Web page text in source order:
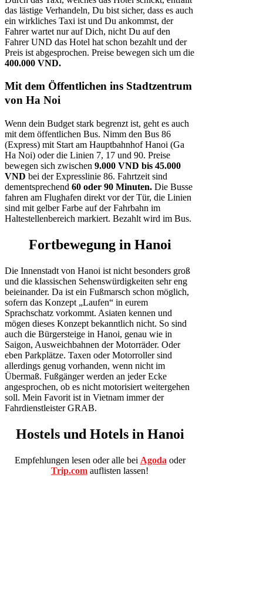
das lästige Verhandeln, Du bist sicher, dass es auch
ein wirkliches Taxi ist und Du ankommst, der
Fahrer wartet nur auf Dich, nicht Du auf den
Fahrer UND das Hotel hat schon bezahlt und der
Preis ist abgesprochen. Preise bewegen sich um die
400.000 VND.
Mit dem Öffentlichen ins Stadtzentrum
von Ha Noi
Wenn dein Budget stark begrenzt ist, geht es auch
mit dem öffentlichen Bus. Nimm den Bus 86
(Express) mit Start am Hauptbahnhof Hanoi (Ga
Ha Noi) oder die Linien 7, 17 und 90. Preise
bewegen sich zwischen 9.000 VND bis 45.000
VND bei der Expresslinie 86. Fahrtzeit sind
dementsprechend 60 oder 90 Minuten. Die Busse
fahren am Flughafen direkt vor der Tür, die Linien
sind mit gelber Farbe auf der Fahrbahn im
Haltestellenbereich markiert. Bezahlt wird im Bus.
Fortbewegung in Hanoi
Die Innenstadt von Hanoi ist nicht besonders groß
und die klassischen Sehenswürdigkeiten sehr eng
beieinander. Da ist ein Fußmarsch schon möglich,
sofern das Konzept „Laufen“ in eurem
Sprachschatz vorkommt. Asiaten kennen und
mögen dieses Konzept bekanntlich nicht. So sind
auch die Bürgersteige in Hanoi, genau wie in
Saigon, Ausweichbahnen der Motorräder. Oder
eben Parkplätze. Taxen oder Motorroller sind
allerdings genug vorhanden, wenn nicht im
Übermaß. Fußgänger werden an jeder Ecke
angesprochen, ob es nicht motorisiert weitergehen
soll. Mein Favorit ist in Vietnam immer der
Fahrdienstleister GRAB.
Hostelsund Hotelsin Hanoi
Empfehlungen lesen oder alle bei Agoda oder
Trip.com auflisten lassen!